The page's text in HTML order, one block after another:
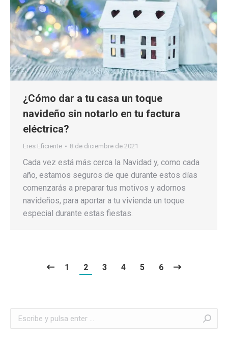
¿Cómo dar a tu casa un toque
navideño sin notarlo en tu factura
eléctrica?
Eres Eficiente 8 de diciembre de 2021
Cada vez está más cerca la Navidad y, como cada
año, estamos seguros de que durante estos días
comenzarás a preparar tus motivos y adornos
navideños, para aportar a tu vivienda un toque
especial durante estas fiestas.
1 2 3 4 5 6